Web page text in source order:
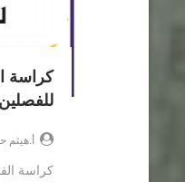
كراسة
أ.هيثم
كراسة